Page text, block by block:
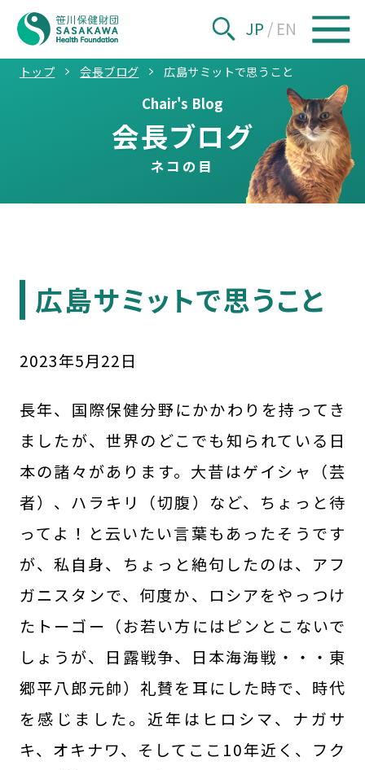
JP / EN
トップ 会長ブログ 広島サミットで思うこと
Chair's Blog
会長ブログ
ネコの目
広島サミットで思うこと
2023年5月22日
長年、国際保健分野にかかわりを持ってき
ましたが、世界のどこでも知られている日
本の諸々があります。大昔はゲイシャ（芸
者）、ハラキリ（切腹）など、ちょっと待
ってよ！と云いたい言葉もあったそうです
が、私自身、ちょっと絶句したのは、アフ
ガニスタンで、何度か、ロシアをやっつけ
たトーゴー（お若い方にはピンとこないで
しょうが、日露戦争、日本海海戦・・・東
郷平八郎元帥）礼賛を耳にした時で、時代
を感じました。近年はヒロシマ、ナガサ
キ、オキナワ、そしてここ10年近く、フク